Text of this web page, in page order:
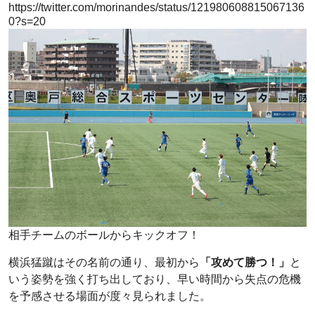
https://twitter.com/morinandes/status/121980608815067136
0?s=20
相手チームのボールからキックオフ！
横浜猛蹴はその名前の通り、最初から 「攻めて勝つ！」 と
いう姿勢を強く打ち出しており、早い時間から失点の危機
を予感させる場面が度々見られました。